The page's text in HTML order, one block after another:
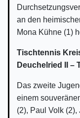
an den
Mona Kühne (1)
Tischtennis
Deuchelried II –
Das zweite
einem
(2), Paul Volk